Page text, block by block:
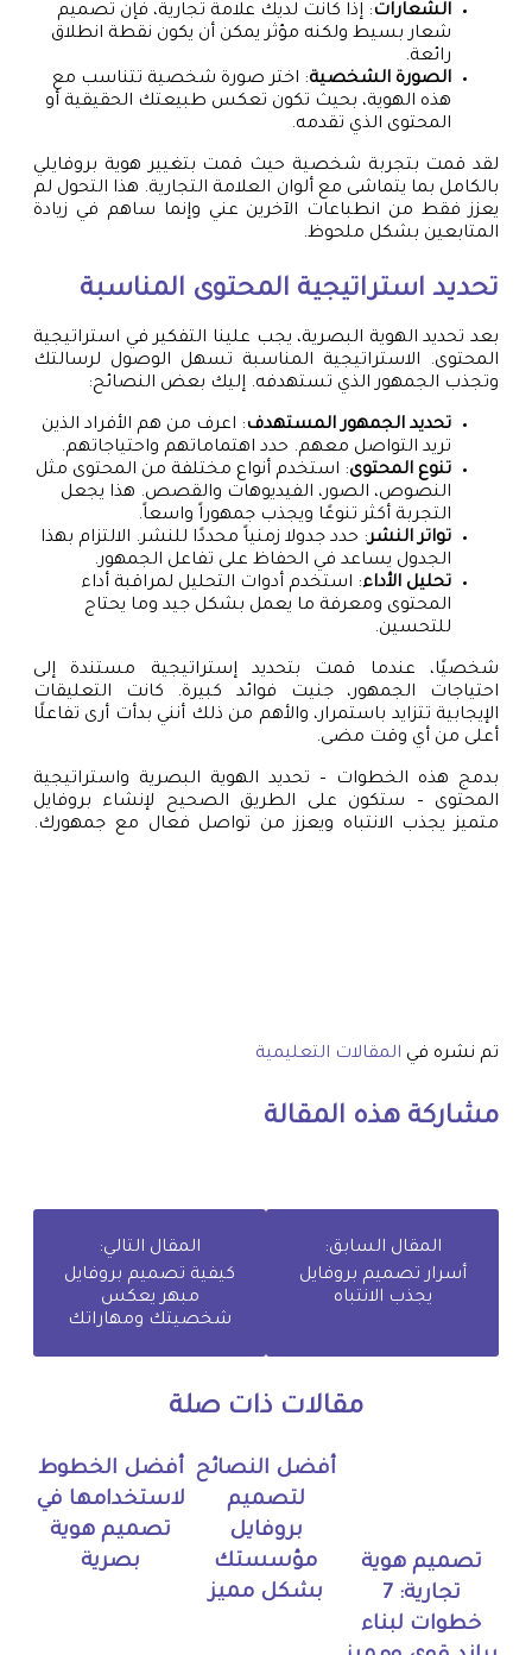
الشعارات: إذا كانت لديك علامة تجارية، فإن تصميم
شعار بسيط ولكنه مؤثر يمكن أن يكون نقطة انطلاق
رائعة.
الصورة الشخصية: اختر صورة شخصية تتناسب مع
هذه الهوية، بحيث تكون تعكس طبيعتك الحقيقية أو
المحتوى الذي تقدمه.
لقد قمت بتجربة شخصية حيث قمت بتغيير هوية بروفايلي
بالكامل بما يتماشى مع ألوان العلامة التجارية. هذا التحول لم
يعزز فقط من انطباعات الآخرين عني وإنما ساهم في زيادة
المتابعين بشكل ملحوظ.
تحديد استراتيجية المحتوى المناسبة
بعد تحديد الهوية البصرية، يجب علينا التفكير في استراتيجية
المحتوى. الاستراتيجية المناسبة تسهل الوصول لرسالتك
وتجذب الجمهور الذي تستهدفه. إليك بعض النصائح:
تحديد الجمهور المستهدف: اعرف من هم الأفراد الذين
تريد التواصل معهم. حدد اهتماماتهم واحتياجاتهم.
تنوع المحتوى: استخدم أنواع مختلفة من المحتوى مثل
النصوص، الصور، الفيديوهات والقصص. هذا يجعل
التجربة أكثر تنوعًا ويجذب جمهوراً واسعاً.
تواتر النشر: حدد جدولا زمنياً محددًا للنشر. الالتزام بهذا
الجدول يساعد في الحفاظ على تفاعل الجمهور.
تحليل الأداء: استخدم أدوات التحليل لمراقبة أداء
المحتوى ومعرفة ما يعمل بشكل جيد وما يحتاج
للتحسين.
شخصيًا، عندما قمت بتحديد إستراتيجية مستندة إلى
احتياجات الجمهور، جنيت فوائد كبيرة. كانت التعليقات
الإيجابية تتزايد باستمرار، والأهم من ذلك أنني بدأت أرى تفاعلًا
أعلى من أي وقت مضى.
بدمج هذه الخطوات – تحديد الهوية البصرية واستراتيجية
المحتوى – ستكون على الطريق الصحيح لإنشاء بروفايل
متميز يجذب الانتباه ويعزز من تواصل فعال مع جمهورك.
تم نشره في المقالات التعليمية
مشاركة هذه المقالة
المقال السابق:
أسرار تصميم بروفايل
يجذب الانتباه
المقال التالي:
كيفية تصميم بروفايل
مبهر يعكس
شخصيتك ومهاراتك
مقالات ذات صلة
تصميم هوية
تجارية: 7
خطوات لبناء
أفضل النصائح
لتصميم
بروفايل
مؤسستك
بشكل مميز
أفضل الخطوط
لاستخدامها في
تصميم هوية
بصرية